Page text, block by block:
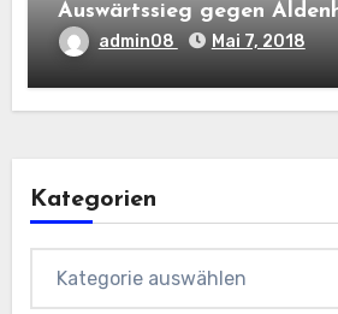
Auswärtssieg gegen
admin08 Mai 7, 2018
Kategorien